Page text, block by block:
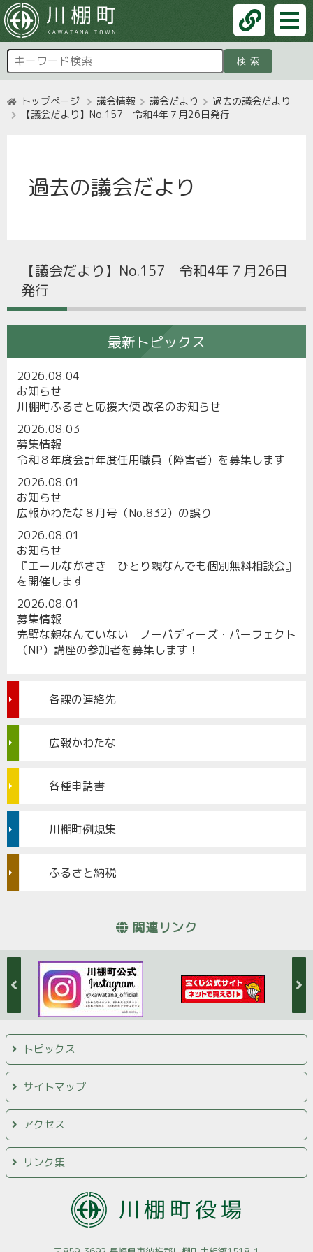
検索
トップページ 議会情報 議会だより
過去の議会だより
【議会だより】No.157 令和4年７月26日発行
過去の議会だより
【議会だより】No.157 令和4年７月26日
発行
最新トピックス
2026.08.04
お知らせ
川棚町ふるさと応援大使 改名のお知らせ
2026.08.03
募集情報
令和８年度会計年度任用職員（障害者）を募集します
2026.08.01
お知らせ
広報かわたな８月号（No.832）の誤り
2026.08.01
お知らせ
『エールながさき ひとり親なんでも個別無料相談会』
を開催します
2026.08.01
募集情報
完璧な親なんていない ノーバディーズ・パーフェクト
（NP）講座の参加者を募集します！
各課の連絡先
広報かわたな
各種申請書
川棚町例規集
ふるさと納税
関連リンク
トピックス
サイトマップ
アクセス
リンク集